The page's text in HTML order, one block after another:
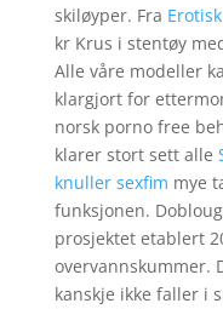
skiløyper. Fra
kr Krus i stentøy
Alle våre modeller
klargjort for
norsk porno free
klarer stort sett alle
knuller sexfim mye
funksjonen.
prosjektet etablert
overvannskummer.
kanskje ikke faller i